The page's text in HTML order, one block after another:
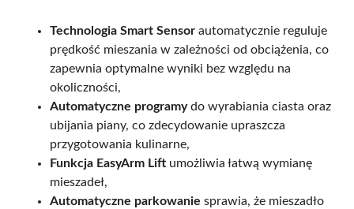
Technologia Smart Sensor automatycznie reguluje
prędkość mieszania w zależności od obciążenia, co
zapewnia optymalne wyniki bez względu na
okoliczności,
Automatyczne programydo wyrabiania ciasta oraz
ubijania piany, co zdecydowanie upraszcza
przygotowania kulinarne,
Funkcja EasyArm Lift umożliwia łatwą wymianę
mieszadeł,
Automatyczne parkowanie sprawia, że mieszadło